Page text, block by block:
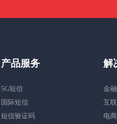
产品服务
5G短信
国际短信
短信验证码
解
金
互
电